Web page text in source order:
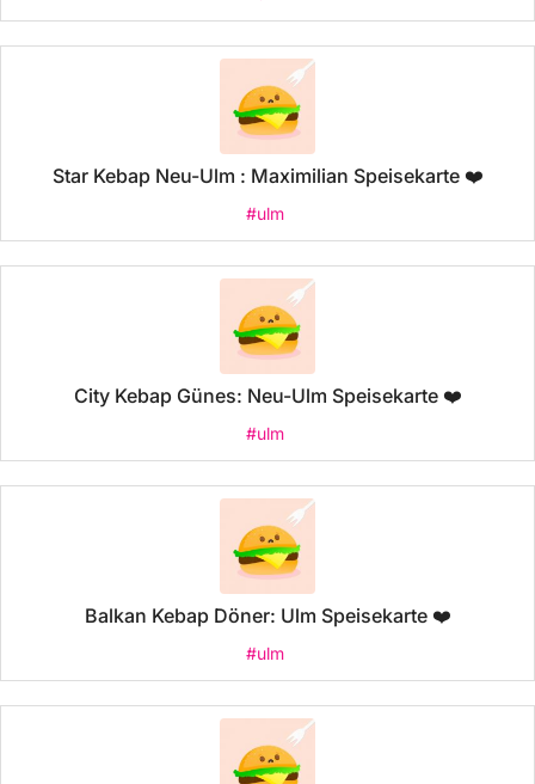
Star Kebap Neu-Ulm : Maximilian Speisekarte ❤️
#ulm
City Kebap Günes: Neu-Ulm Speisekarte ❤️
#ulm
Balkan Kebap Döner: Ulm Speisekarte ❤️
#ulm